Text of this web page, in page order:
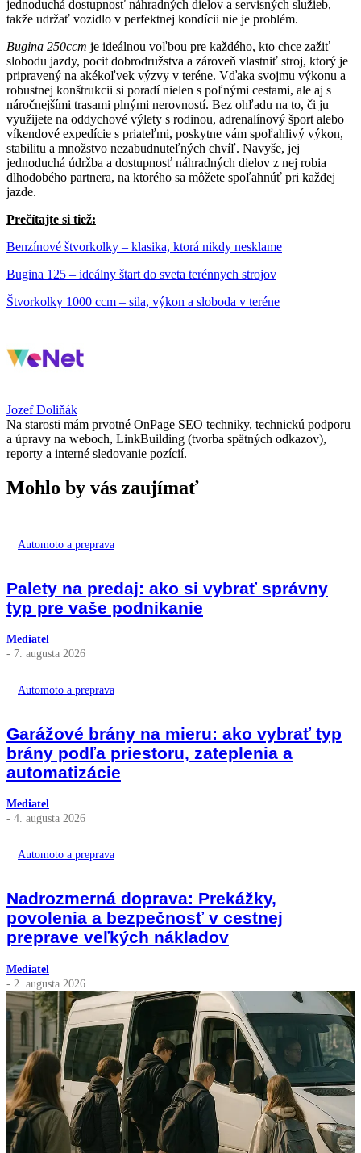
jednoduchá dostupnosť náhradných dielov a servisných služieb,
takže udržať vozidlo v perfektnej kondícii nie je problém.
Bugina 250ccm je ideálnou voľbou pre každého, kto chce zažiť
slobodu jazdy, pocit dobrodružstva a zároveň vlastniť stroj, ktorý je
pripravený na akékoľvek výzvy v teréne. Vďaka svojmu výkonu a
robustnej konštrukcii si poradí nielen s poľnými cestami, ale aj s
náročnejšími trasami plnými nerovností. Bez ohľadu na to, či ju
využijete na oddychové výlety s rodinou, adrenalínový šport alebo
víkendové expedície s priateľmi, poskytne vám spoľahlivý výkon,
stabilitu a množstvo nezabudnuteľných chvíľ. Navyše, jej
jednoduchá údržba a dostupnosť náhradných dielov z nej robia
dlhodobého partnera, na ktorého sa môžete spoľahnúť pri každej
jazde.
Prečítajte si tiež:
Benzínové štvorkolky – klasika, ktorá nikdy nesklame
Bugina 125 – ideálny štart do sveta terénnych strojov
Štvorkolky 1000 ccm – sila, výkon a sloboda v teréne
Jozef Doliňák
Na starosti mám prvotné OnPage SEO techniky, technickú podporu
a úpravy na weboch, LinkBuilding (tvorba spätných odkazov),
reporty a interné sledovanie pozícií.
Mohlo by vás zaujímať
Automoto a preprava
Palety na predaj: ako si vybrať správny
typ pre vaše podnikanie
Mediatel
- 7. augusta 2026
Automoto a preprava
Garážové brány na mieru: ako vybrať typ
brány podľa priestoru, zateplenia a
automatizácie
Mediatel
- 4. augusta 2026
Automoto a preprava
Nadrozmerná doprava: Prekážky,
povolenia a bezpečnosť v cestnej
preprave veľkých nákladov
Mediatel
- 2. augusta 2026